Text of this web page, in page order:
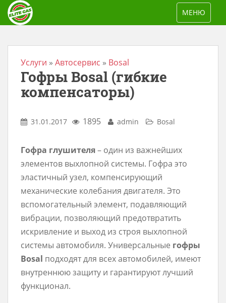
TOGGLE
МЕНЮ
Услуги » Автосервис » Bosal
Гофры Bosal (гибкие
компенсаторы)
31.01.2017 1895 admin Bosal
Гофра глушителя– один из важнейших
элементов выхлопной системы. Гофра это
эластичный узел, компенсирующий
механические колебания двигателя. Это
вспомогательный элемент, подавляющий
вибрации, позволяющий предотвратить
искривление и выход из строя выхлопной
системы автомобиля. Универсальные гофры
Bosal подходят для всех автомобилей, имеют
внутреннюю защиту и гарантируют лучший
функционал.